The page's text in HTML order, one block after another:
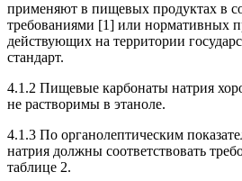
применяют в пищевых продуктах в
требованиями [1] или нормативных
действующих на территории
стандарт.
4.1.2 Пищевые карбонаты натрия
не растворимы в этаноле.
4.1.3 По органолептическим
натрия должны соответствовать
таблице 2.